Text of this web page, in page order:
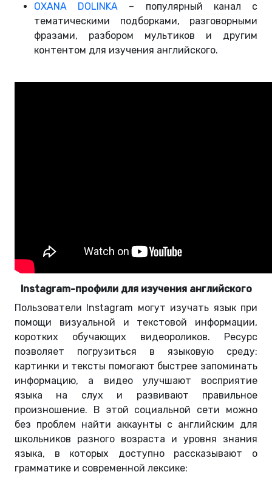
OXANA DOLINKA – популярный канал с
тематическими подборками, разговорными
фразами, разбором мультиков и другим
контентом для изучения английского.
Instagram-профили для изучения английского
Пользователи Instagram могут изучать язык при
помощи визуальной и текстовой информации,
коротких обучающих видеороликов. Ресурс
позволяет погрузиться в языковую среду:
картинки и тексты помогают быстрее запоминать
информацию, а видео улучшают восприятие
языка на слух и развивают правильное
произношение. В этой социальной сети можно
без проблем найти аккаунты с английским для
школьников разного возраста и уровня знания
языка, в которых доступно рассказывают о
грамматике и современной лексике: